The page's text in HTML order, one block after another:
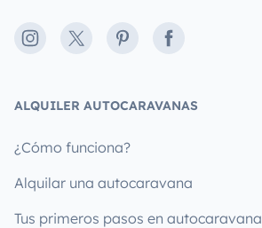
Instagram
X PinterestFacebook
ALQUILER AUTOCARAVANAS
¿Cómo funciona?
Alquilar una autocaravana
Tus primeros pasos en autocaravana